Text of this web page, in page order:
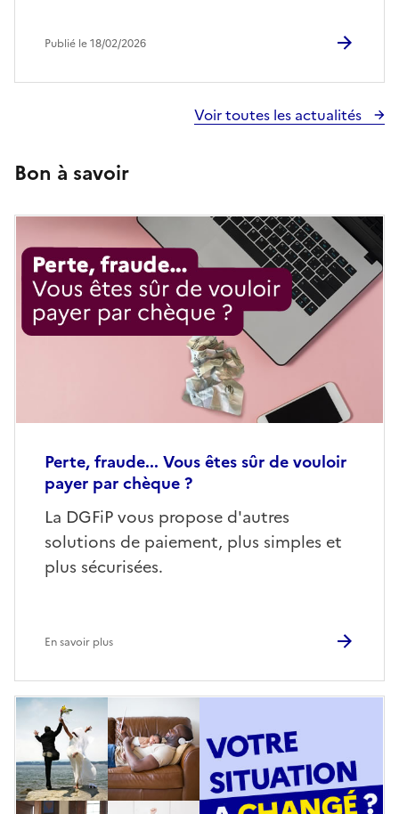
Publié le 18/02/2026
Voir toutes les actualités
Bon à savoir
Perte, fraude... Vous êtes sûr de vouloir
payer par chèque ?
La DGFiP vous propose d'autres
solutions de paiement, plus simples et
plus sécurisées.
En savoir plus